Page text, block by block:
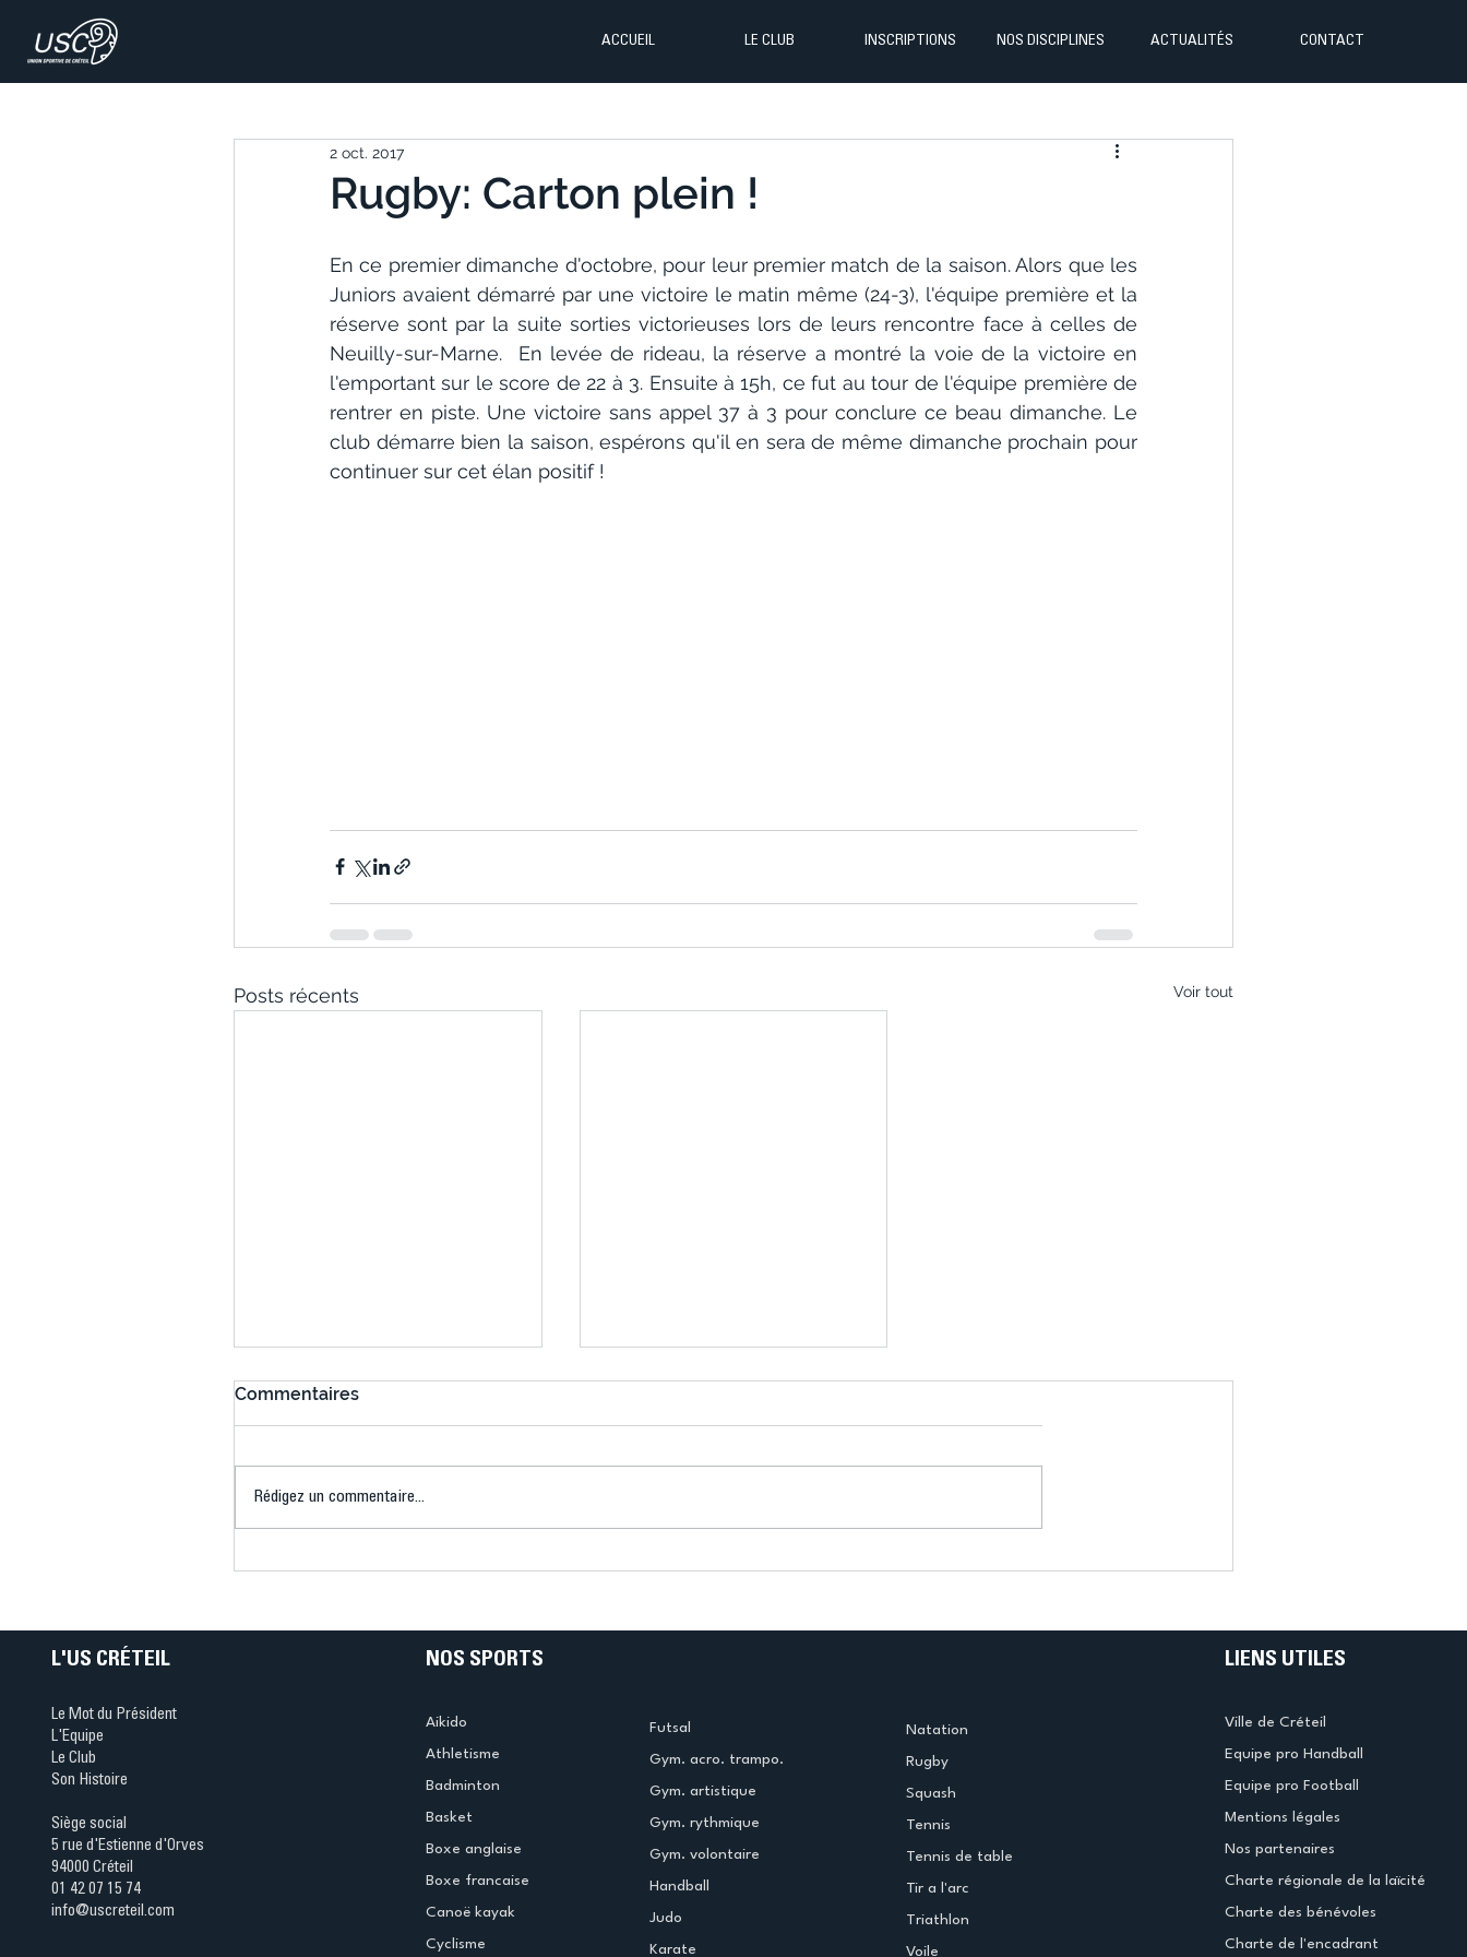
ACCUEIL LE CLUB INSCRIPTIONS NOS DISCIPLINES ACTUALITÉS CONTACT
Rugby: Carton plein !
2 oct. 2017
En ce premier dimanche d'octobre, pour leur premier match de la saison. Alors que les
Juniors avaient démarré par une victoire le matin même (24-3), l'équipe première et la
réserve sont par la suite sorties victorieuses lors de leurs rencontre face à celles de
Neuilly-sur-Marne.  En levée de rideau, la réserve a montré la voie de la victoire en
l'emportant sur le score de 22 à 3. Ensuite à 15h, ce fut au tour de l'équipe première de
rentrer en piste. Une victoire sans appel 37 à 3 pour conclure ce beau dimanche. Le
club démarre bien la saison, espérons qu'il en sera de même dimanche prochain pour
continuer sur cet élan positif !
Posts récents Voir tout
Ping ? Quand le tennis de
termine la saison en
Commentaires
Rédigez un commentaire...
L'US CRÉTEIL
Le Mot du Président
L'Equipe
Le Club
Son Histoire
Siège social
5 rue d'Estienne d'Orves
94000 Créteil
01 42 07 15 74
info@uscreteil.com
NOS SPORTS
Aikido
Athletisme
Badminton
Basket
Boxe anglaise
Boxe francaise
Canoë kayak
Cyclisme
Futsal
Gym. acro. trampo.
Gym. artistique
Gym. rythmique
Gym. volontaire
Handball
Judo
Karate
Natation
Rugby
Squash
Tennis
Tennis de table
Tir a l'arc
Triathlon
Voile
LIENS UTILES
Ville de Créteil
Equipe pro Handball
Equipe pro Football
Mentions légales
Nos partenaires
Charte régionale de la laïcité
Charte des bénévoles
Charte de l'encadrant